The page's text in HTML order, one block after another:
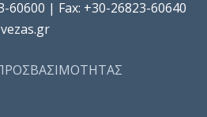
60600 | Fax: +30-26823-60640